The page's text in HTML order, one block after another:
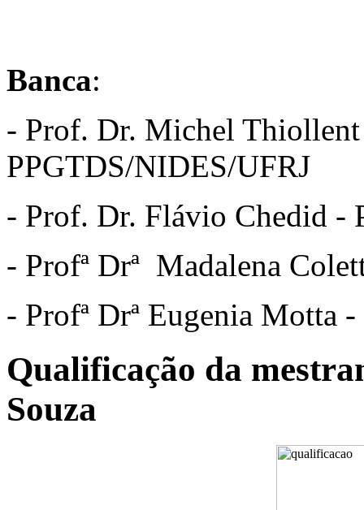
Banca:
- Prof. Dr. Michel
PPGTDS/NIDES/UFRJ
- Prof. Dr. Flávio Chedid -
- Profª Drª Madalena
- Profª Drª Eugenia Motta
Qualificação da
Souza